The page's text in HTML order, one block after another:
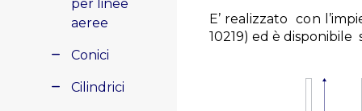
per linee
aeree
Conici
Cilindrici
E’ realizzato con
10219) ed è disponibile